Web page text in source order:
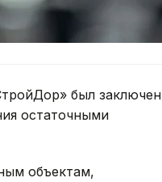
был заключен
остаточными
объектам,